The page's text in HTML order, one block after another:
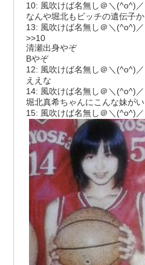
10: 風吹けば名無し＠＼(^o^)
なんや堀北もビッチの遺伝子
13: 風吹けば名無し＠＼(^o^)
>>10
清瀬出身やぞ
Bやぞ
12: 風吹けば名無し＠＼(^o^)
ええな
14: 風吹けば名無し＠＼(^o^)
堀北真希ちゃんにこんな妹が
15: 風吹けば名無し＠＼(^o^)